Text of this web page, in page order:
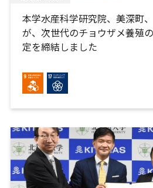
本学水産科学研究院、美深町
が、次世代のチョウザメ養殖
定を締結しました